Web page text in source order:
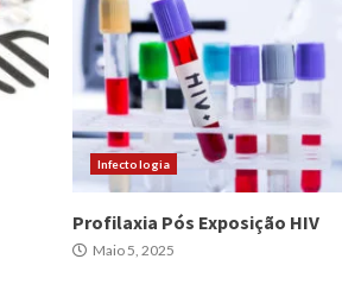
Infectologia
Profilaxia Pós Exposição HIV
Maio 5, 2025